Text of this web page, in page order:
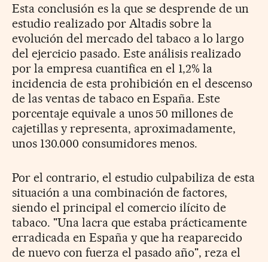
Esta conclusión es la que se desprende de un
estudio realizado por Altadis sobre la
evolución del mercado del tabaco a lo largo
del ejercicio pasado. Este análisis realizado
por la empresa cuantifica en el 1,2% la
incidencia de esta prohibición en el descenso
de las ventas de tabaco en España. Este
porcentaje equivale a unos 50 millones de
cajetillas y representa, aproximadamente,
unos 130.000 consumidores menos.
Por el contrario, el estudio culpabiliza de esta
situación a una combinación de factores,
siendo el principal el comercio ilícito de
tabaco. "Una lacra que estaba prácticamente
erradicada en España y que ha reaparecido
de nuevo con fuerza el pasado año", reza el